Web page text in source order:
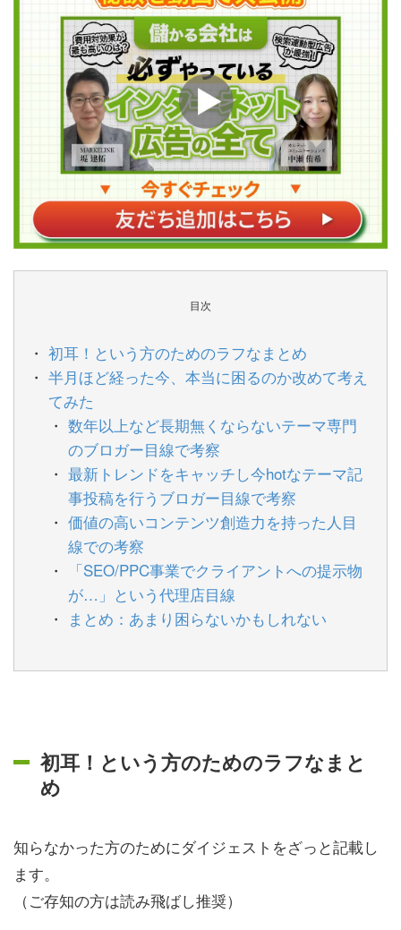
目次
初耳！という方のためのラフなまとめ
半月ほど経った今、本当に困るのか改めて考え
てみた
数年以上など長期無くならないテーマ専門
のブロガー目線で考察
最新トレンドをキャッチし今hotなテーマ記
事投稿を行うブロガー目線で考察
価値の高いコンテンツ創造力を持った人目
線での考察
「SEO/PPC事業でクライアントへの提示物
が…」という代理店目線
まとめ：あまり困らないかもしれない
初耳！という方のためのラフなまと
め
知らなかった方のためにダイジェストをざっと記載し
ます。
（ご存知の方は読み飛ばし推奨）